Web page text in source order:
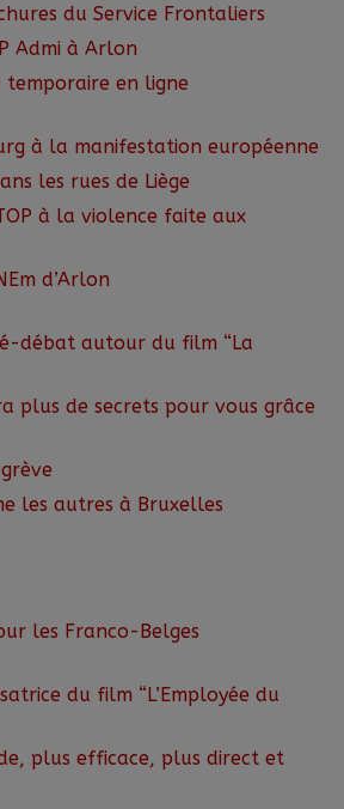
du Service Frontaliers
Admi à Arlon
temporaire en ligne
à la manifestation européenne
les rues de Liège
à la violence faite aux
d’Arlon
débat autour du film “La
plus de secrets pour vous grâce
les autres à Bruxelles
les Franco-Belges
du film “L’Employée du
plus efficace, plus direct et